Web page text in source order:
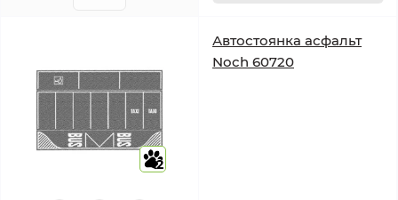
2
Автостоянка асфальт
Noch 60720